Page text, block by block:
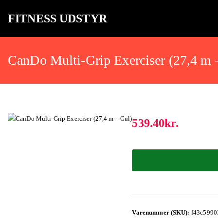
FITNESS UDSTYR
CanDo Multi-Grip Exerciser (27,4 m
539.40kr.
Varenummer (SKU):